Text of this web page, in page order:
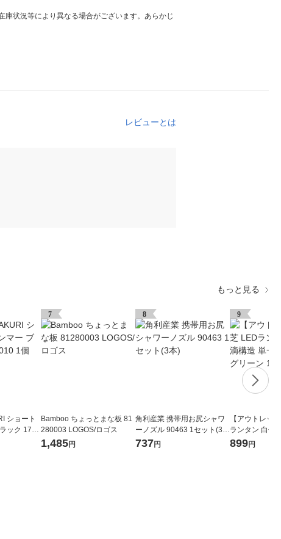
状況等により異なる場合がございます。あらかじ
レビューとは
もっと見る
ショート
ック 1776
7
Bamboo ちょっとまな板 81
280003 LOGOS/ロゴス
1,485円
8
角利産業 携帯用お尻シャワ
ーノズル 90463 1セット(3
本)
737円
9
【アウトレッ
ランタン 白色
形4本：別売
899円